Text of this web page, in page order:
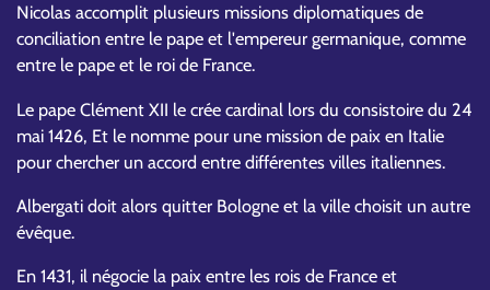
Nicolas accomplit plusieurs missions diplomatiques de
conciliation entre le pape et l'empereur germanique, comme
entre le pape et le roi de France.
Le pape Clément XII le crée cardinal lors du consistoire du 24
mai 1426, Et le nomme pour une mission de paix en Italie
pour chercher un accord entre différentes villes italiennes.
Albergati doit alors quitter Bologne et la ville choisit un autre
évêque.
En 1431, il négocie la paix entre les rois de France et